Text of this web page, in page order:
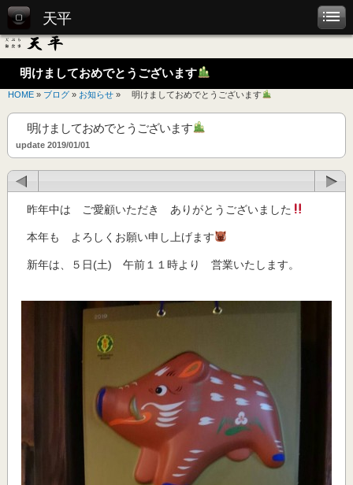
天平
明けましておめでとうございます
HOME » ブログ » お知らせ » 明けましておめでとうございます
明けましておめでとうございます
update 2019/01/01
昨年中は ご愛顧いただき ありがとうございました
本年も よろしくお願い申し上げます
新年は、５日(土) 午前１１時より 営業いたします。